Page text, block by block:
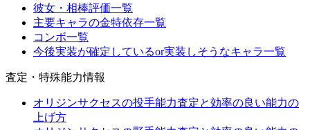
彼女・相棒評価一覧
主要キャラの金特依存一覧
コンボ一覧
今後実装が確定しているor実装しそうなキャラ一覧
査定・特殊能力情報
オリジンサクセスの投手能力査定と効率の良い能力の
上げ方